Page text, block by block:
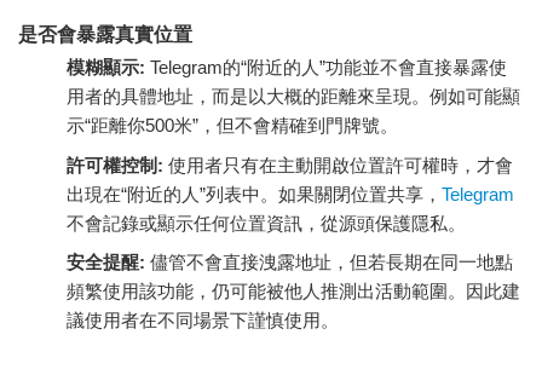
是否會暴露真實位置
模糊顯示: Telegram的“附近的人”功能並不會直接暴露使
用者的具體地址，而是以大概的距離來呈現。例如可能顯
示“距離你500米”，但不會精確到門牌號。
許可權控制: 使用者只有在主動開啟位置許可權時，才會
出現在“附近的人”列表中。如果關閉位置共享， Telegram
不會記錄或顯示任何位置資訊，從源頭保護隱私。
安全提醒: 儘管不會直接洩露地址，但若長期在同一地點
頻繁使用該功能，仍可能被他人推測出活動範圍。因此建
議使用者在不同場景下謹慎使用。